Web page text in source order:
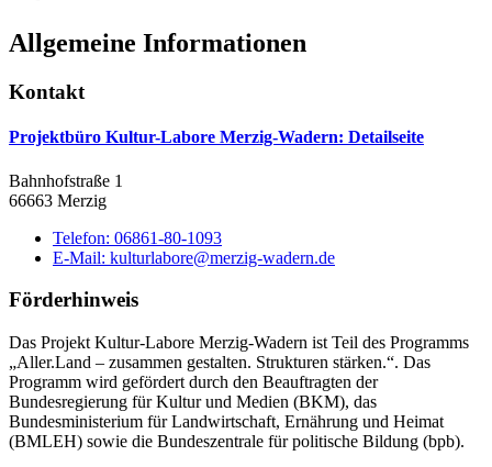
Allgemeine Informationen
Kontakt
Projektbüro Kultur-Labore Merzig-Wadern: Detailseite
Bahnhofstraße 1
66663 Merzig
Telefon: 06861-80-1093
E-Mail: kulturlabore@merzig-wadern.de
Förderhinweis
Das Projekt Kultur-Labore Merzig-Wadern ist Teil des Programms
„Aller.Land – zusammen gestalten. Strukturen stärken.“. Das
Programm wird gefördert durch den Beauftragten der
Bundesregierung für Kultur und Medien (BKM), das
Bundesministerium für Landwirtschaft, Ernährung und Heimat
(BMLEH) sowie die Bundeszentrale für politische Bildung (bpb).